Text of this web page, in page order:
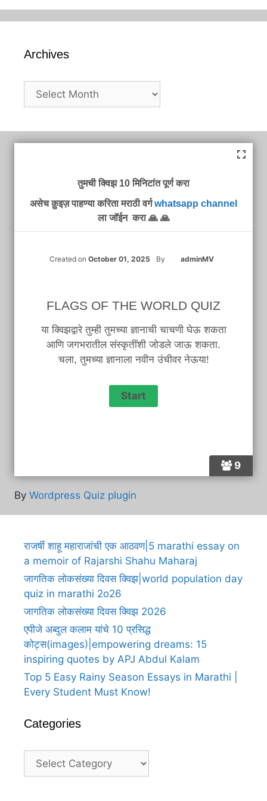
Archives
Archives
9
तुमची क्विझ 10 मिनिटांत पूर्ण करा
असेच क़ुइज़ पाहण्या करिता मराठी वर्गwhatsapp channel
ला जॉईन करा 🙏 🙏
Created on October 01, 2025 By adminMV
FLAGS OF THE WORLD QUIZ
या क्विझद्वारे तुम्ही तुमच्या ज्ञानाची चाचणी घेऊ शकता
आणि जगभरातील संस्कृतींशी जोडले जाऊ शकता.
चला, तुमच्या ज्ञानाला नवीन उंचीवर नेऊया!
By Wordpress Quiz plugin
राजर्षी शाहू महाराजांची एक आठवण|5 marathi essay on
a memoir of Rajarshi Shahu Maharaj
जागतिक लोकसंख्या दिवस क्विझ|world population day
quiz in marathi 2o26
जागतिक लोकसंख्या दिवस क्विझ 2026
एपीजे अब्दुल कलाम यांचे 10 प्रसिद्ध
कोट्स(images)|empowering dreams: 15
inspiring quotes by APJ Abdul Kalam
Top 5 Easy Rainy Season Essays in Marathi |
Every Student Must Know!
Categories
Categories